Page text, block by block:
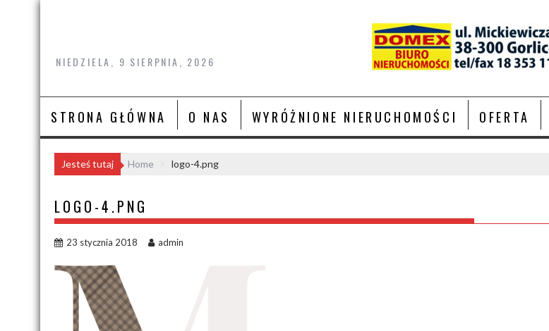
Skip
NIEDZIELA, 9 SIERPNIA, 2026
STRONA GŁÓWNA O NAS WYRÓŻNIONE NIERUCHOMOŚCI OFERTA
Jesteś tutaj Home logo-4.png
LOGO-4.PNG
23 stycznia 2018 admin